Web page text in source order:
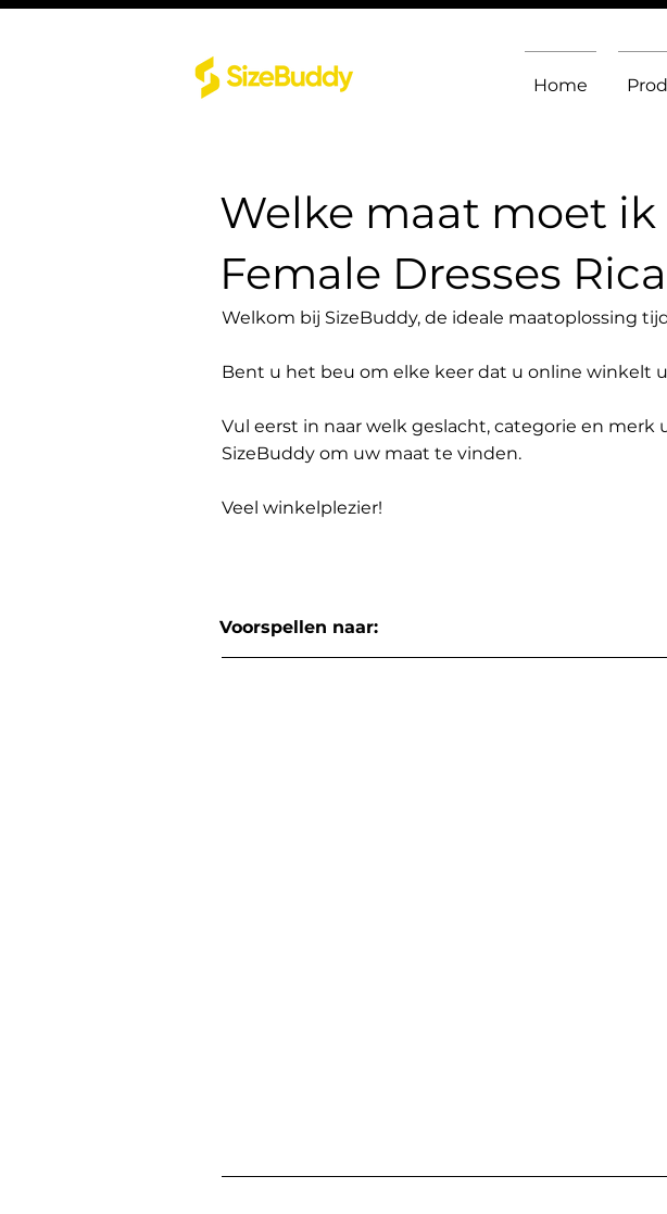
Home
Welke maat moet ik
Female Dresses
Welkom bij SizeBuddy, de ideale maatoplossing
Bent u het beu om elke keer dat u online winkelt
Vul eerst in naar welk geslacht, categorie en merk
SizeBuddy om uw maat te vinden.
Veel winkelplezier!
Voorspellen naar: